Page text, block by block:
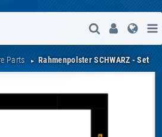
Suche
User
Parts Rahmenpolster SCHWARZ - Set